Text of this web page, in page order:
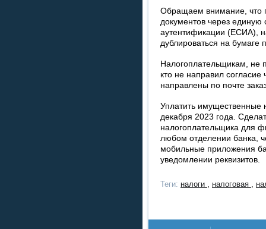
Обращаем внимание, что
документов через
аутентификации (ЕСИА),
дублироваться на бумаге
Налогоплательщикам, не
кто не направил согласие
направлены по почте
Уплатить имущественные
декабря 2023 года.
налогоплательщика для
любом отделении банка,
мобильные приложения
уведомлении реквизитов.
Теги: налоги , налоговая ,